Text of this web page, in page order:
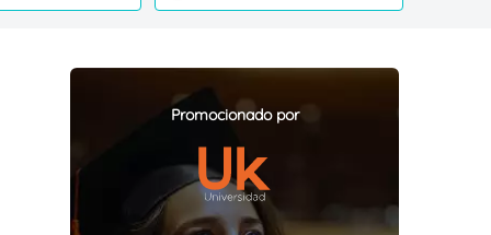
Promocionado por